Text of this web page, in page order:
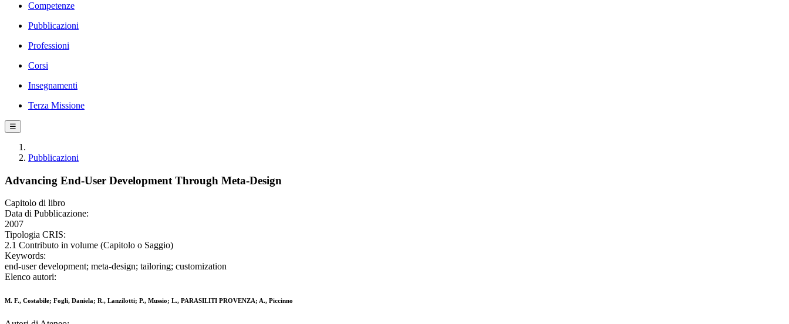
Competenze
Pubblicazioni
Professioni
Corsi
Insegnamenti
Terza Missione
☰
Pubblicazioni
Advancing End-User Development Through Meta-Design
Capitolo di libro
Data di Pubblicazione:
2007
Tipologia CRIS:
2.1 Contributo in volume (Capitolo o Saggio)
Keywords:
end-user development; meta-design; tailoring; customization
Elenco autori:
M. F., Costabile; Fogli, Daniela; R., Lanzilotti; P., Mussio; L., PARASILITI PROVENZA; A., Piccinno